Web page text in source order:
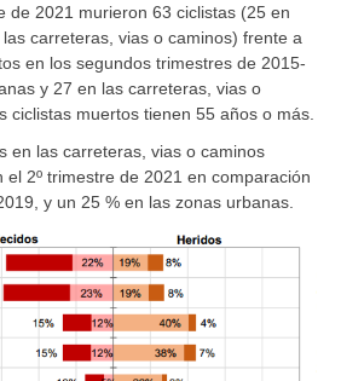
de 2021 murieron 63 ciclistas (25 en
carreteras, vias o caminos) frente a
en los segundos trimestres de 2015-
y 27 en las carreteras, vias o
ciclistas muertos tienen 55 años o más.
en las carreteras, vias o caminos
el 2º trimestre de 2021 en comparación
y un 25 % en las zonas urbanas.